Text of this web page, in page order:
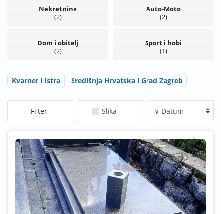
Nekretnine
2
Auto-Moto
2
Dom i obitelj
2
Sport i hobi
1
Kvarner i Istra Središnja Hrvatska i Grad Zagreb
Filter Slika